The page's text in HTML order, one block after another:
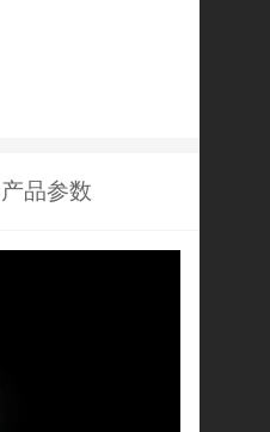
产品参数